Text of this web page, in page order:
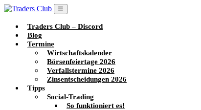
☰
Traders Club – Discord
Blog
Termine
Wirtschaftskalender
Börsenfeiertage 2026
Verfallstermine 2026
Zinsentscheidungen 2026
Tipps
Social-Trading
So funktioniert es!